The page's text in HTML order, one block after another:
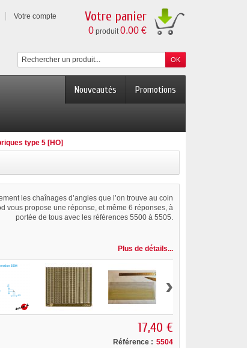
Votre compte Votre panier
0 produit0.00 €
Promotions
Nouveautés
type 5 [HO]
les chaînages d’angles que l’on trouve au coin
vous propose une réponse, et même 6 réponses, à
portée de tous avec les références 5500 à 5505.
Plus de détails...
›
17,40 €
Référence : 5504